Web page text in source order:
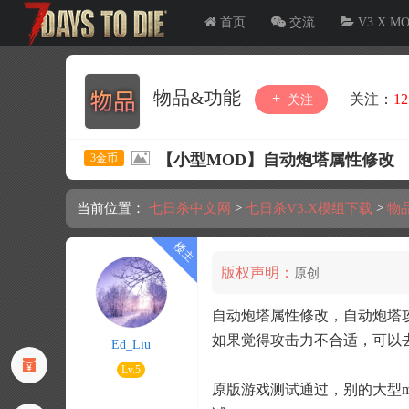
首页 交流 V3.X
物品&功能 关注 关注：
3金币 【小型MOD】自动炮塔属性修改
当前位置： 七日杀中文网 > 七日杀V3.X模组下载 > 物
Ed_Liu
Lv.5
版权声明： 原创
自动炮塔属性修改，自动炮塔
如果觉得攻击力不合适，可以
原版游戏测试通过，别的大型